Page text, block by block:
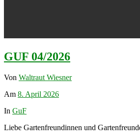
GUF 04/2026
Von Waltraut Wiesner
Am 8. April 2026
In GuF
Liebe Gartenfreundinnen und